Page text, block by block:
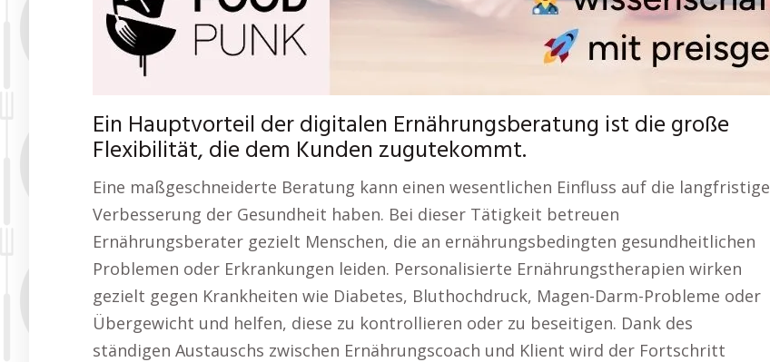
Ein Hauptvorteil der digitalen Ernährungsberatung ist die große
Flexibilität, die dem Kunden zugutekommt.
Eine maßgeschneiderte Beratung kann einen wesentlichen Einfluss auf die langfristige
Verbesserung der Gesundheit haben. Bei dieser Tätigkeit betreuen
Ernährungsberater gezielt Menschen, die an ernährungsbedingten gesundheitlichen
Problemen oder Erkrankungen leiden. Personalisierte Ernährungstherapien wirken
gezielt gegen Krankheiten wie Diabetes, Bluthochdruck, Magen-Darm-Probleme oder
Übergewicht und helfen, diese zu kontrollieren oder zu beseitigen. Dank des
ständigen Austauschs zwischen Ernährungscoach und Klient wird der Fortschritt